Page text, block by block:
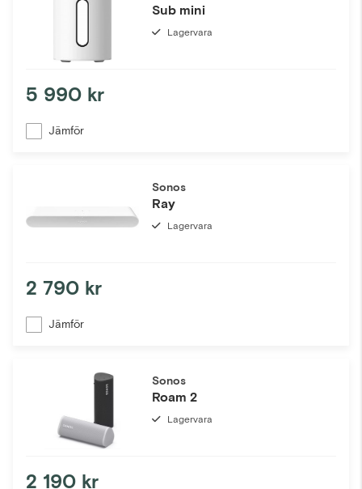
Sub mini
Lagervara
5 990 kr
Jämför
Sonos
Ray
Lagervara
2 790 kr
Jämför
Sonos
Roam 2
Lagervara
2 190 kr